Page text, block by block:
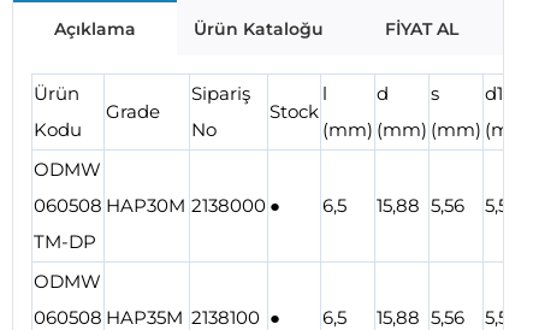
Açıklama Ürün Kataloğu FİYAT AL
Ürün
Kodu
Grade
Sipariş
No
Stock
l
(mm)
d
(mm)
s
(mm)
d1
(mm)
ODMW
060508
TM-DP
HAP30M 2138000 ● 6,5 15,88 5,56 5,5
ODMW
060508 HAP35M 2138100 ● 6,5 15,88 5,56 5,5